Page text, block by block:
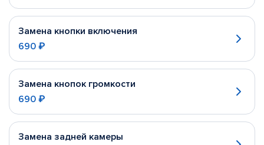
Замена кнопки включения
690 ₽
Замена кнопок громкости
690 ₽
Замена задней камеры